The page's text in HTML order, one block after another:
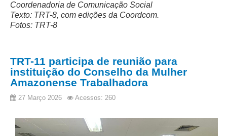
Coordenadoria de Comunicação Social
Texto: TRT-8, com edições da Coordcom.
Fotos: TRT-8
TRT-11 participa de reunião para
instituição do Conselho da Mulher
Amazonense Trabalhadora
27 Março 2026 Acessos: 260